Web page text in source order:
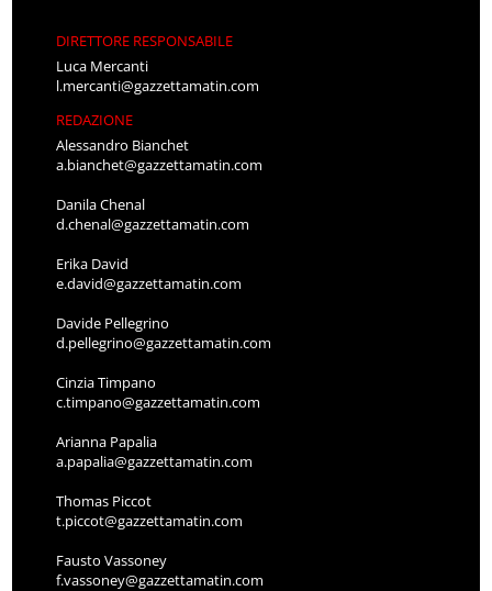
DIRETTORE RESPONSABILE
Luca Mercanti
l.mercanti@gazzettamatin.com
REDAZIONE
Alessandro Bianchet
a.bianchet@gazzettamatin.com
Danila Chenal
d.chenal@gazzettamatin.com
Erika David
e.david@gazzettamatin.com
Davide Pellegrino
d.pellegrino@gazzettamatin.com
Cinzia Timpano
c.timpano@gazzettamatin.com
Arianna Papalia
a.papalia@gazzettamatin.com
Thomas Piccot
t.piccot@gazzettamatin.com
Fausto Vassoney
f.vassoney@gazzettamatin.com